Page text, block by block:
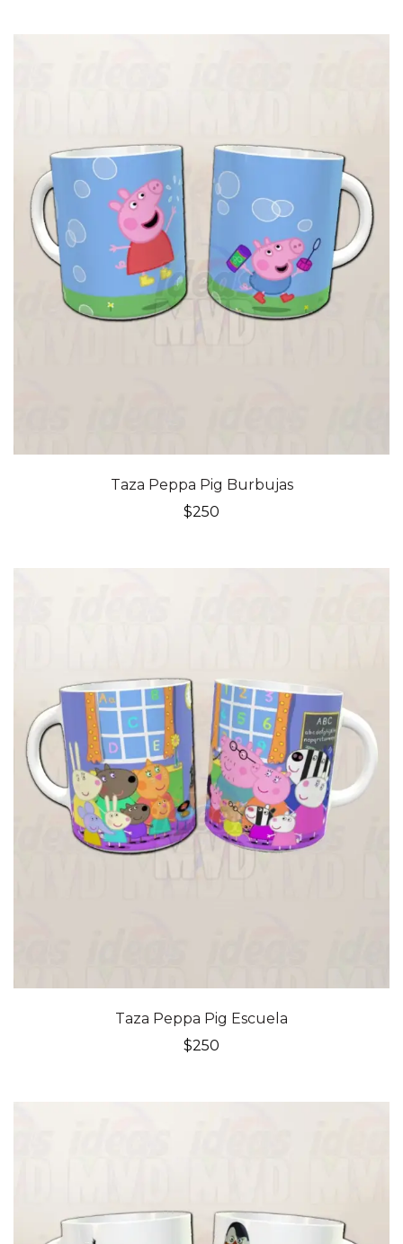
Taza Peppa Pig Burbujas
$250
Taza Peppa Pig Escuela
$250